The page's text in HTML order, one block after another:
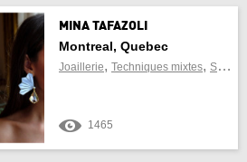
MINA TAFAZOLI
Montreal, Quebec
Joaillerie, Techniques mixtes, Sculpture
1465